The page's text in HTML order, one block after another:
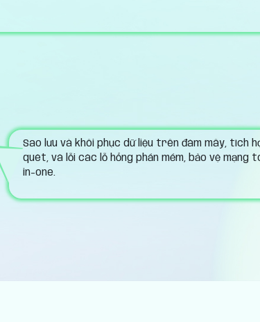
Sao lưu và khôi phục dữ liệu trên đám mây, tích
quét, vá lỗi các lỗ hổng phần mềm, bảo vệ
in-one.